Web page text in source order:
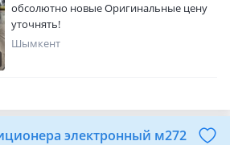
обсолютно новые Оригинальные цену
уточнять!
Шымкент
электронный м272